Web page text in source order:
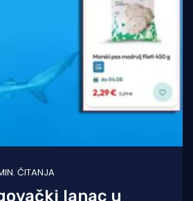
ČITANJA
lanac u